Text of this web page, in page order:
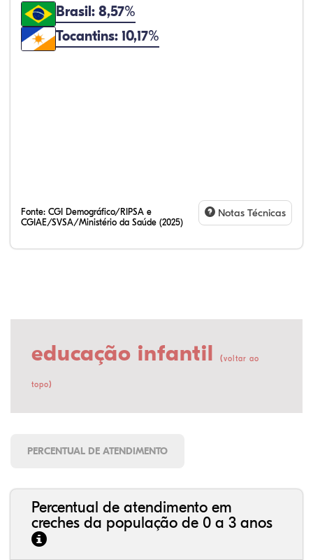
Brasil: 8,57%
Tocantins: 10,17%
Fonte: CGI Demográfico/RIPSA e
CGIAE/SVSA/Ministério da Saúde (2025)
Notas Técnicas
educação infantil (voltar ao
topo)
PERCENTUAL DE ATENDIMENTO
Percentual de atendimento em
creches da população de 0 a 3 anos